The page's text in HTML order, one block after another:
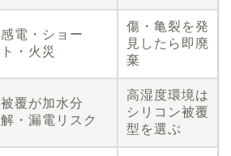
感電・ショー
ト・火災
傷・亀裂を発
見したら即廃
棄
被覆が加水分
解・漏電リスク
高湿度環境は
シリコン被覆
型を選ぶ